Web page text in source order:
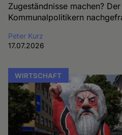
Zugeständnisse machen?
Kommunalpolitikern
Peter Kurz
17.07.2026
WIRTSCHAFT